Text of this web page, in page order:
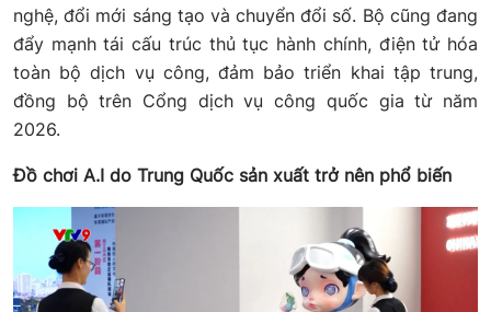
nghệ, đổi mới sáng tạo và chuyển đổi số. Bộ cũng đang
đẩy mạnh tái cấu trúc thủ tục hành chính, điện tử hóa
toàn bộ dịch vụ công, đảm bảo triển khai tập trung,
đồng bộ trên Cổng dịch vụ công quốc gia từ năm
2026.
Đồ chơi A.I do Trung Quốc sản xuất trở nên phổ biến